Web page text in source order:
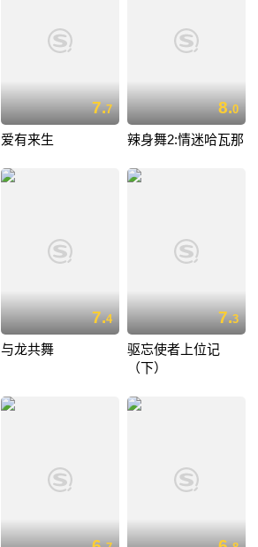
7.7
爱有来生
8.0
辣身舞2:情迷哈瓦那
7.4
与龙共舞
7.3
驱忘使者上位记
（下）